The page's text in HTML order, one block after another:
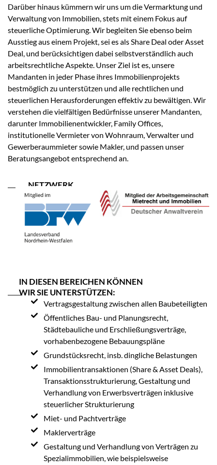
Darüber hinaus kümmern wir uns um die Vermarktung und
Verwaltung von Immobilien, stets mit einem Fokus auf
steuerliche Optimierung. Wir begleiten Sie ebenso beim
Ausstieg aus einem Projekt, sei es als Share Deal oder Asset
Deal, und berücksichtigen dabei selbstverständlich auch
arbeitsrechtliche Aspekte. Unser Ziel ist es, unsere
Mandanten in jeder Phase ihres Immobilienprojekts
bestmöglich zu unterstützen und alle rechtlichen und
steuerlichen Herausforderungen effektiv zu bewältigen. Wir
verstehen die vielfältigen Bedürfnisse unserer Mandanten,
darunter Immobilienentwickler, Family Offices,
institutionelle Vermieter von Wohnraum, Verwalter und
Gewerberaummieter sowie Makler, und passen unser
Beratungsangebot entsprechend an.
NETZWERK
IN DIESEN BEREICHEN KÖNNEN
WIR SIE UNTERSTÜTZEN:
Vertragsgestaltung zwischen allen Baubeteiligten
Öffentliches Bau- und Planungsrecht,
Städtebauliche und Erschließungsverträge,
vorhabenbezogene Bebauungspläne
Grundstücksrecht, insb. dingliche Belastungen
Immobilientransaktionen (Share & Asset Deals),
Transaktionsstrukturierung, Gestaltung und
Verhandlung von Erwerbsverträgen inklusive
steuerlicher Strukturierung
Miet- und Pachtverträge
Maklerverträge
Gestaltung und Verhandlung von Verträgen zu
Spezialimmobilien, wie beispielsweise